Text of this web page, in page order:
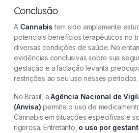
Conclusão
A Cannabis tem sido amplamente
potenciais benefícios terapêuticos no
diversas condições de saúde. No
evidências conclusivas sobre sua
gestação e a lactação levanta
restrições ao seu uso nesses períodos.
No Brasil, aAgência Nacional de
(Anvisa) permite o uso de
Cannabis em situações específicas e
rigorosa. Entretanto, o uso por